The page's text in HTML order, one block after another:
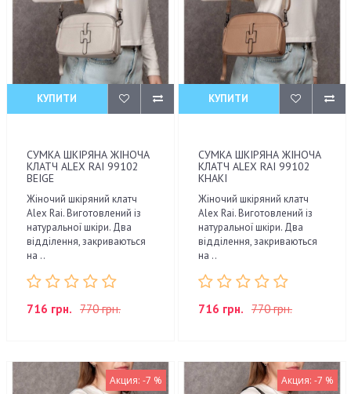
КУПИТИ
СУМКА ШКІРЯНА ЖІНОЧА
КЛАТЧ ALEX RAI 99102
BEIGE
Жіночий шкіряний клатч
Alex Rai. Виготовлений із
натуральної шкіри. Два
відділення, закриваються
на ..
716 грн. 770 грн.
КУПИТИ
СУМКА ШКІРЯНА ЖІНОЧА
КЛАТЧ ALEX RAI 99102
KHAKI
Жіночий шкіряний клатч
Alex Rai. Виготовлений із
натуральної шкіри. Два
відділення, закриваються
на ..
716 грн. 770 грн.
Акция: -7 % Акция: -7 %